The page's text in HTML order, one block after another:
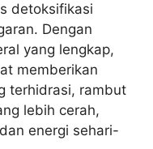
detoksifikasi
Dengan
yang lengkap,
memberikan
terhidrasi, rambut
lebih cerah,
energi sehari-